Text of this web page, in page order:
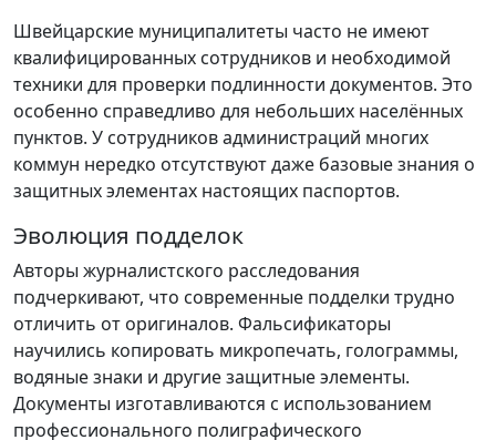
Швейцарские муниципалитеты часто не имеют
квалифицированных сотрудников и необходимой
техники для проверки подлинности документов. Это
особенно справедливо для небольших населённых
пунктов. У сотрудников администраций многих
коммун нередко отсутствуют даже базовые знания о
защитных элементах настоящих паспортов.
Эволюция подделок
Авторы журналистского расследования
подчеркивают, что современные подделки трудно
отличить от оригиналов. Фальсификаторы
научились копировать микропечать, голограммы,
водяные знаки и другие защитные элементы.
Документы изготавливаются с использованием
профессионального полиграфического